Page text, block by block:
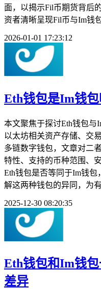
面，以揭示Fil币期货背后
资者清晰呈现Fil币与Im钱
2026-01-01 17:23:12
Eth钱包是Im钱
本文聚焦于探讨Eth钱包与
以太坊相关资产存储、交
多链数字钱包，文章对二
特性、支持的币种范围、
Eth钱包是否等同于Im钱
解这两种钱包的异同，为
2025-12-30 08:20:35
Eth钱包和Im钱
差异